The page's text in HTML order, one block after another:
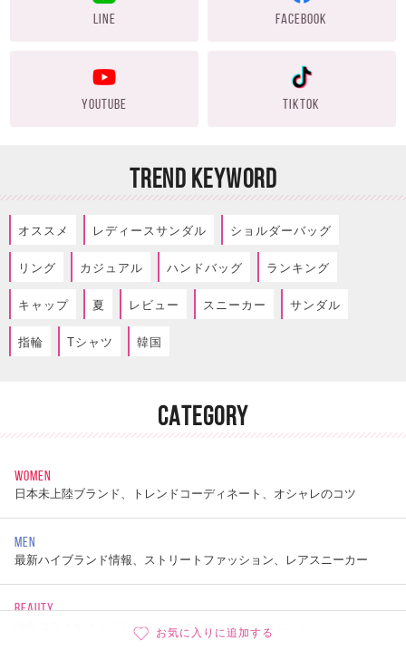
お気に入りに追加する
LINE FACEBOOK
YOUTUBE TIKTOK
TREND KEYWORD
オススメ レディースサンダル ショルダーバッグ
リング カジュアル ハンドバッグ ランキング
キャップ 夏 レビュー スニーカー サンダル
指輪 Tシャツ 韓国
CATEGORY
WOMEN
日本未上陸ブランド、トレンドコーディネート、オシャレのコツ
MEN
最新ハイブランド情報、ストリートファッション、レアスニーカー
BEAUTY
海外コスメやメイクアップ、ヘアアレンジ、ダイエット